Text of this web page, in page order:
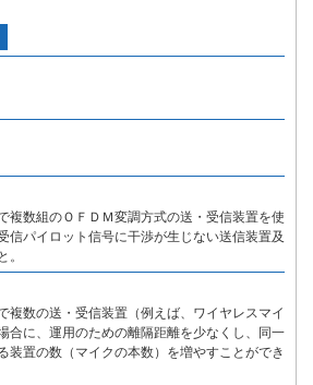
複数組のＯＦＤＭ変調方式の送・受信装置を使
信パイロット信号に干渉が生じない送信装置及
。
複数の送・受信装置（例えば、ワイヤレスマイ
合に、運用のための離隔距離を少なくし、同一
装置の数（マイクの本数）を増やすことができ